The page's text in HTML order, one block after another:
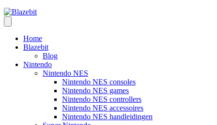
Home
Blazebit
Blog
Nintendo
Nintendo NES
Nintendo NES consoles
Nintendo NES games
Nintendo NES controllers
Nintendo NES accessoires
Nintendo NES handleidingen